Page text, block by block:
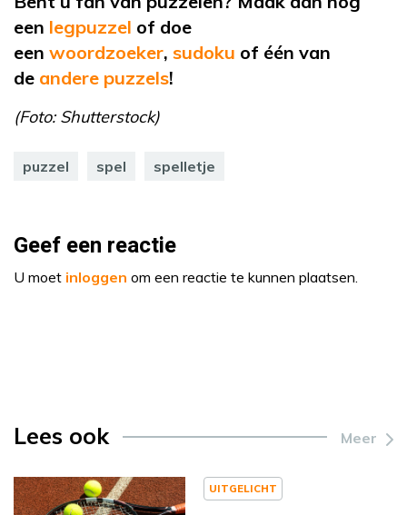
een legpuzzel of doe
een woordzoeker, sudoku of één van
de andere puzzels!
(Foto: Shutterstock)
puzzel spel spelletje
Geef een reactie
U moet inloggen om een reactie te kunnen plaatsen.
Lees ook Meer
UITGELICHT